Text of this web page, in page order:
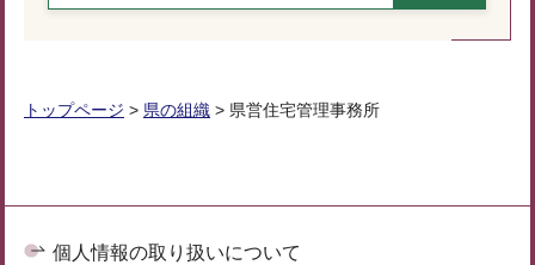
トップページ > 県の組織 > 県営住宅管理事務所
個人情報の取り扱いについて